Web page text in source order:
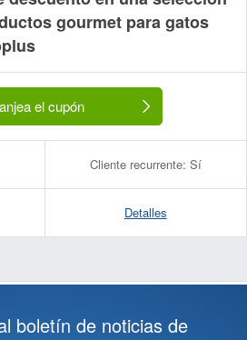
gourmet para gatos
el cupón
Cliente recurrente: Sí
Detalles
boletín de noticias de